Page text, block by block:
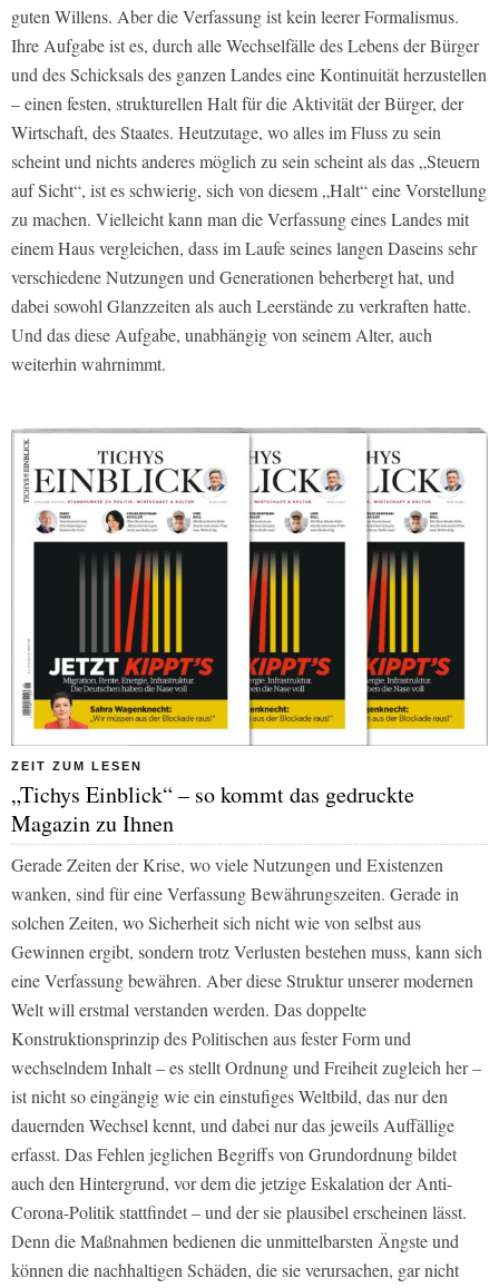
guten Willens. Aber die Verfassung ist kein leerer Formalismus.
Ihre Aufgabe ist es, durch alle Wechselfälle des Lebens der Bürger
und des Schicksals des ganzen Landes eine Kontinuität herzustellen
– einen festen, strukturellen Halt für die Aktivität der Bürger, der
Wirtschaft, des Staates. Heutzutage, wo alles im Fluss zu sein
scheint und nichts anderes möglich zu sein scheint als das „Steuern
auf Sicht“, ist es schwierig, sich von diesem „Halt“ eine Vorstellung
zu machen. Vielleicht kann man die Verfassung eines Landes mit
einem Haus vergleichen, dass im Laufe seines langen Daseins sehr
verschiedene Nutzungen und Generationen beherbergt hat, und
dabei sowohl Glanzzeiten als auch Leerstände zu verkraften hatte.
Und das diese Aufgabe, unabhängig von seinem Alter, auch
weiterhin wahrnimmt.
ZEIT ZUM LESEN
„Tichys Einblick“ – so kommt das gedruckte
Magazin zu Ihnen
Gerade Zeiten der Krise, wo viele Nutzungen und Existenzen
wanken, sind für eine Verfassung Bewährungszeiten. Gerade in
solchen Zeiten, wo Sicherheit sich nicht wie von selbst aus
Gewinnen ergibt, sondern trotz Verlusten bestehen muss, kann sich
eine Verfassung bewähren. Aber diese Struktur unserer modernen
Welt will erstmal verstanden werden. Das doppelte
Konstruktionsprinzip des Politischen aus fester Form und
wechselndem Inhalt – es stellt Ordnung und Freiheit zugleich her –
ist nicht so eingängig wie ein einstufiges Weltbild, das nur den
dauernden Wechsel kennt, und dabei nur das jeweils Auffällige
erfasst. Das Fehlen jeglichen Begriffs von Grundordnung bildet
auch den Hintergrund, vor dem die jetzige Eskalation der Anti-
Corona-Politik stattfindet – und der sie plausibel erscheinen lässt.
Denn die Maßnahmen bedienen die unmittelbarsten Ängste und
können die nachhaltigen Schäden, die sie verursachen, gar nicht